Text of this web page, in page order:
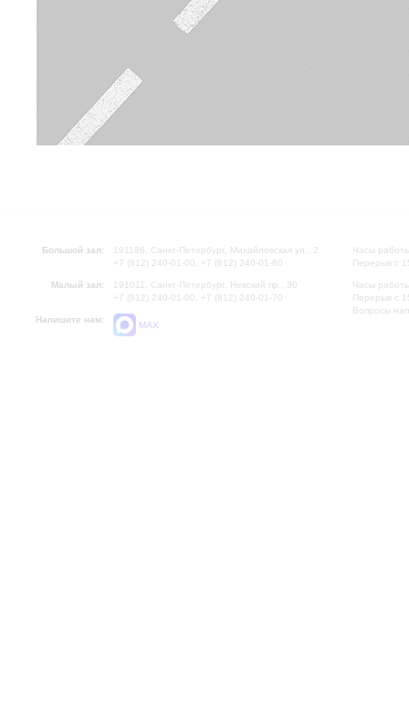
Большой зал:
191186, Санкт-Петербург, Михайловская ул., 2
+7 (812) 240-01-00, +7 (812) 240-01-80
Малый зал:
191011, Санкт-Петербург, Невский пр., 30
+7 (812) 240-01-00, +7 (812) 240-01-70
Напишите нам:
MAX
Часы
Перерыв с
Часы
Перерыв с
Вопросы